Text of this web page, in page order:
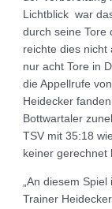
Lichtblick war
durch seine Tore
reichte dies nicht
nur acht Tore in
die Appellrufe
Heidecker
Bottwartaler
TSV mit 35:18
keiner gerechnet
„An diesem
Trainer